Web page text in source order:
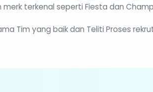
terkenal seperti Fiesta dan
Tim yang baik dan Teliti Proses